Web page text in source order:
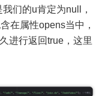
们的u肯定为null，
在属性opens当中，
进行返回true，这里